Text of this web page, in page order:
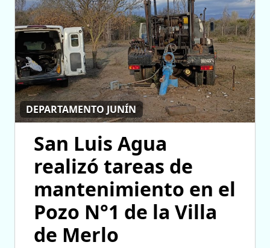
DEPARTAMENTO JUNÍN
San Luis Agua
realizó tareas de
mantenimiento en el
Pozo N°1 de la Villa
de Merlo